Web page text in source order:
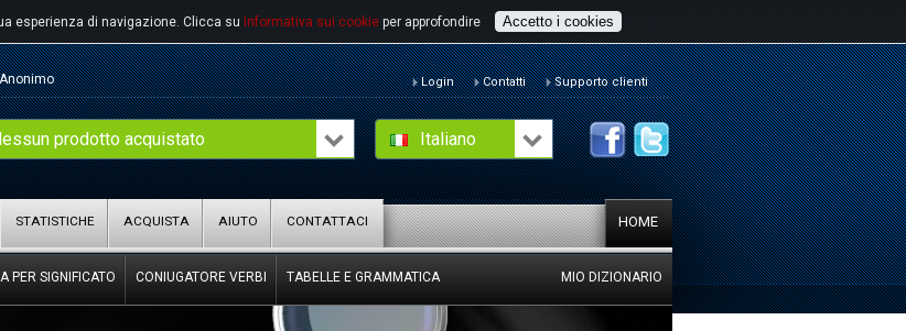
esperienza di navigazione. Clicca su Informativa sui cookie per approfondire Accetto i cookies
Italiano
prodotto acquistato
Anonimo Login Contatti Supporto clienti
HOME
STATISTICHE ACQUISTA AIUTO CONTATTACI
PER SIGNIFICATO CONIUGATORE VERBI TABELLE E GRAMMATICA MIO DIZIONARIO